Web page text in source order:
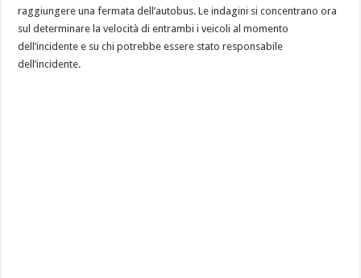
raggiungere una fermata dell’autobus. Le indagini si concentrano ora
sul determinare la velocità di entrambi i veicoli al momento
dell’incidente e su chi potrebbe essere stato responsabile
dell’incidente.